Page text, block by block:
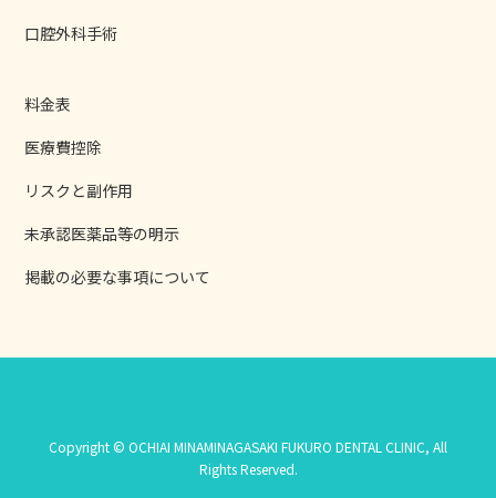
口腔外科手術
料金表
医療費控除
リスクと副作用
未承認医薬品等の明示
掲載の必要な事項について
Copyright © OCHIAI MINAMINAGASAKI FUKURO DENTAL CLINIC, All
Rights Reserved.